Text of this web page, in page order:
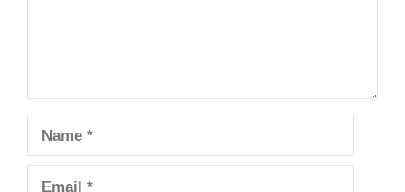
Name
Email